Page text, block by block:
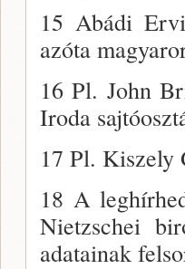
15 Abádi
azóta
16 Pl. John
Iroda
17 Pl. Kiszely
18 A
Nietzschei
adatai­nak